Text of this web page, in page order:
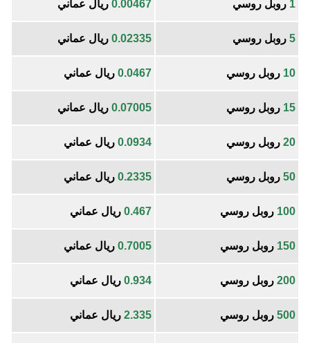
1 روبل روسي 0.00467 ريال عماني
5 روبل روسي 0.02335 ريال عماني
10 روبل روسي 0.0467 ريال عماني
15 روبل روسي 0.07005 ريال عماني
20 روبل روسي 0.0934 ريال عماني
50 روبل روسي 0.2335 ريال عماني
100 روبل روسي 0.467 ريال عماني
150 روبل روسي 0.7005 ريال عماني
200 روبل روسي 0.934 ريال عماني
500 روبل روسي 2.335 ريال عماني